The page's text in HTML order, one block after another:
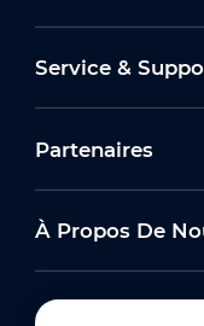
Service &
Partenaires
À Propos De